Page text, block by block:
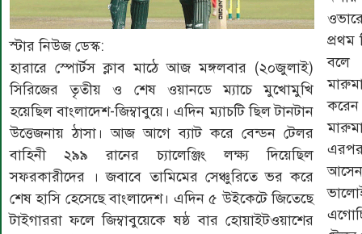
স্টার নিউজ ডেস্ক:
হারারে স্পোর্টস ক্লাব মাঠে আজ মঙ্গলবার (২০জুলাই)
সিরিজের তৃতীয় ও শেষ ওয়ানডে ম্যাচে মুখোমুখি
হয়েছিল বাংলাদেশ-জিম্বাবুয়ে। এদিন ম্যাচটি ছিল টানটান
উত্তেজনায় ঠাসা। আজ আগে ব্যাট করে বেন্ডন টেলর
বাহিনী ২৯৯ রানের চ্যালেঞ্জিং লক্ষ্য দিয়েছিল
সফরকারীদের । জবাবে তামিমের সেঞ্চুরিতে ভর করে
শেষ হাসি হেসেছে বাংলাদেশ। এদিন ৫ উইকেটে জিতেছে
টাইগাররা ফলে জিম্বাবুয়েকে ষষ্ঠ বার হোয়াইটওয়াশের
প্রথম
বলে